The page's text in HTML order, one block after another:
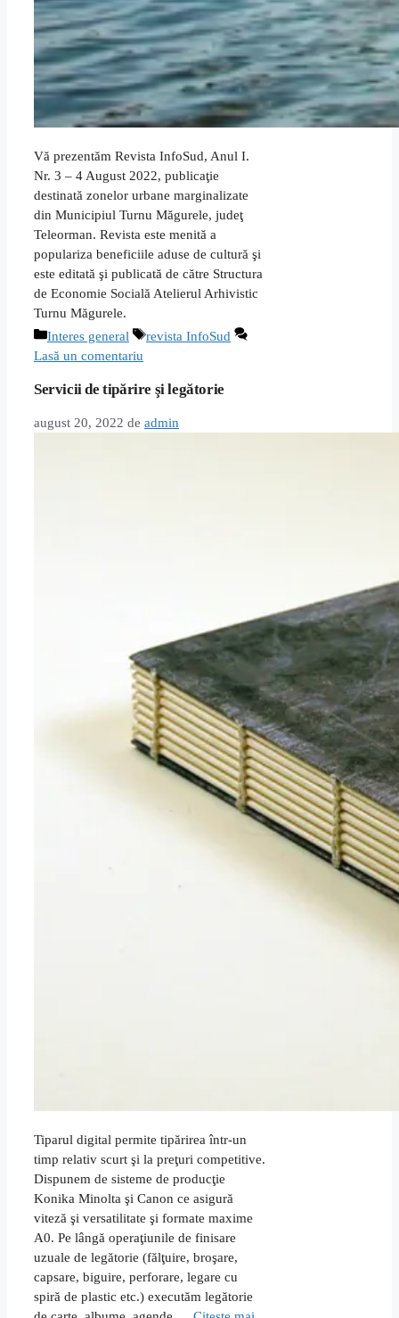
Vă prezentăm Revista InfoSud, Anul I.
Nr. 3 – 4 August 2022, publicaţie
destinată zonelor urbane marginalizate
din Municipiul Turnu Măgurele, judeţ
Teleorman. Revista este menită a
populariza beneficiile aduse de cultură şi
este editată şi publicată de către Structura
de Economie Socială Atelierul Arhivistic
Turnu Măgurele.
Categorii
Interes general Etichete
revista InfoSud
Lasă un comentariu
Servicii de tipărire şi legătorie
august 20, 2022 de admin
Tiparul digital permite tipărirea într-un
timp relativ scurt şi la preţuri competitive.
Dispunem de sisteme de producţie
Konika Minolta şi Canon ce asigură
viteză şi versatilitate şi formate maxime
A0. Pe lângă operaţiunile de finisare
uzuale de legătorie (fălţuire, broşare,
capsare, biguire, perforare, legare cu
spiră de plastic etc.) executăm legătorie